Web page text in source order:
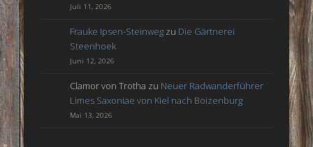
Juli 11, 2026
Frauke Ipsen-Steinweg zu Die Gärtnerei
Steenhoek
Juni 12, 2026
Clamor von Trotha zu Neuer Radwanderführer
Limes Saxoniae von Kiel nach Boizenburg
Mai 13, 2026